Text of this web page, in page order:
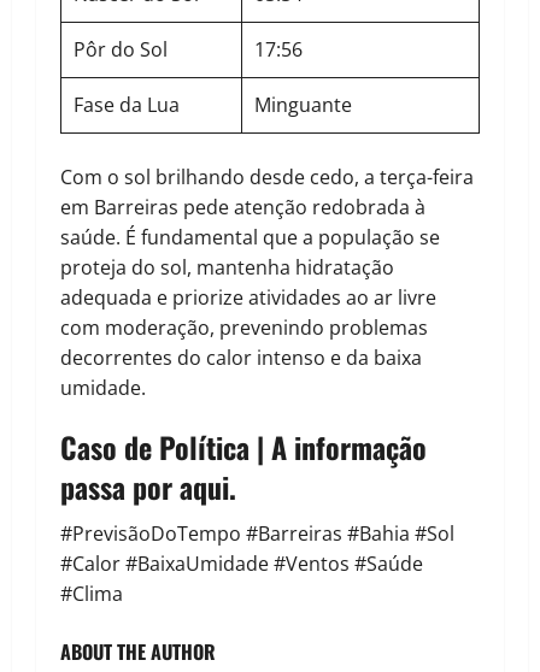
Pôr do Sol 17:56
Fase da Lua Minguante
Com o sol brilhando desde cedo, a terça-feira
em Barreiras pede atenção redobrada à
saúde. É fundamental que a população se
proteja do sol, mantenha hidratação
adequada e priorize atividades ao ar livre
com moderação, prevenindo problemas
decorrentes do calor intenso e da baixa
umidade.
Caso de Política | A informação
passa por aqui.
#PrevisãoDoTempo #Barreiras #Bahia #Sol
#Calor #BaixaUmidade #Ventos #Saúde
#Clima
ABOUT THE AUTHOR